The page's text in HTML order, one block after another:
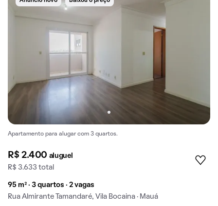
Apartamento para alugar com 3 quartos.
R$ 2.400 aluguel
R$ 3.633 total
95 m² · 3 quartos · 2 vagas
Rua Almirante Tamandaré, Vila Bocaina · Mauá